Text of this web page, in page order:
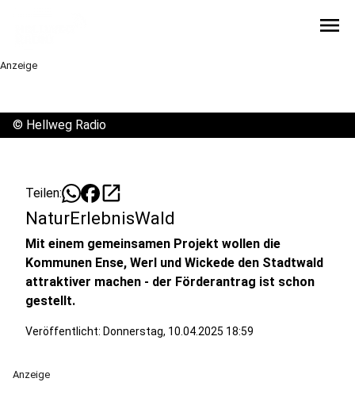
menu
Anzeige
© Hellweg Radio
Teilen: open_in_new
NaturErlebnisWald
Mit einem gemeinsamen Projekt wollen die
Kommunen Ense, Werl und Wickede den Stadtwald
attraktiver machen - der Förderantrag ist schon
gestellt.
Veröffentlicht: Donnerstag, 10.04.2025 18:59
Anzeige